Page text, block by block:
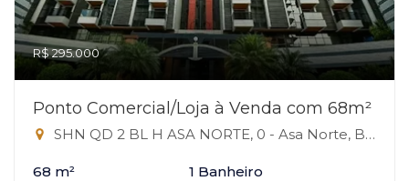
R$ 295.000
Ponto Comercial/Loja à Venda com 68m²
SHN QD 2 BL H ASA NORTE, 0 - Asa Norte, Brasília-DF
68 m² 1 Banheiro